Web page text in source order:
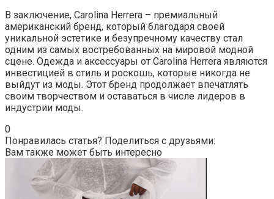
В заключение, Carolina Herrera – премиальный
американский бренд, который благодаря своей
уникальной эстетике и безупречному качеству стал
одним из самых востребованных на мировой модной
сцене. Одежда и аксессуары от Carolina Herrera являются
инвестицией в стиль и роскошь, которые никогда не
выйдут из моды. Этот бренд продолжает впечатлять
своим творчеством и оставаться в числе лидеров в
индустрии моды.
0
Понравилась статья? Поделиться с друзьями:
Вам также может быть интересно